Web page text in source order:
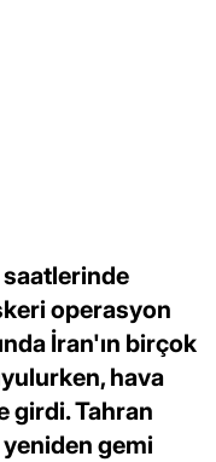
operasyon
İran'ın birçok
hava
girdi. Tahran
gemi